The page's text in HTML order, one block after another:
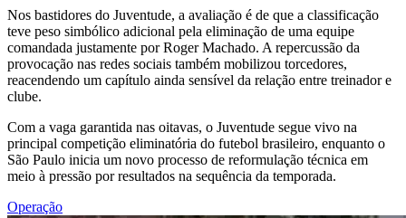
Nos bastidores do Juventude, a avaliação é de que a classificação
teve peso simbólico adicional pela eliminação de uma equipe
comandada justamente por Roger Machado. A repercussão da
provocação nas redes sociais também mobilizou torcedores,
reacendendo um capítulo ainda sensível da relação entre treinador e
clube.
Com a vaga garantida nas oitavas, o Juventude segue vivo na
principal competição eliminatória do futebol brasileiro, enquanto o
São Paulo inicia um novo processo de reformulação técnica em
meio à pressão por resultados na sequência da temporada.
Operação